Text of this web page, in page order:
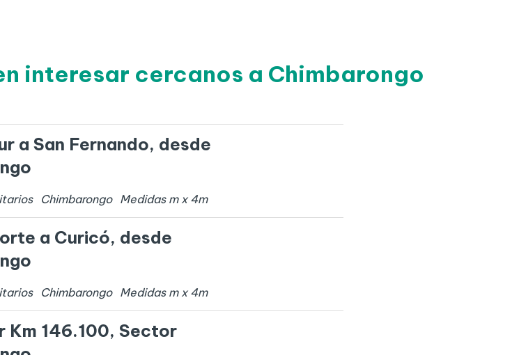
interesar cercanos a Chimbarongo
a San Fernando, desde
Chimbarongo Medidas m x 4m
a Curicó, desde
Chimbarongo Medidas m x 4m
Km 146.100, Sector